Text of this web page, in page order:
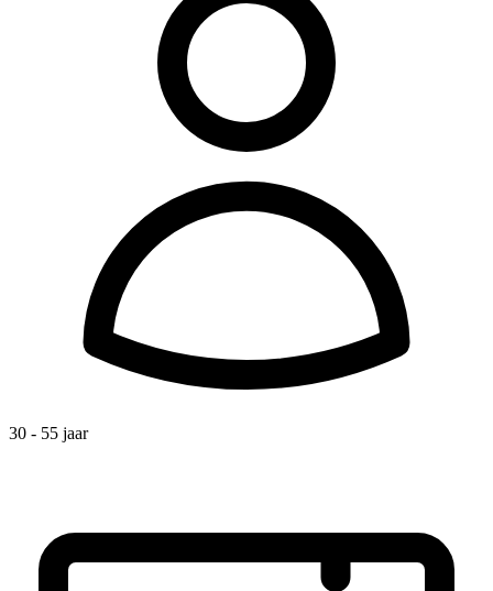
30 - 55 jaar